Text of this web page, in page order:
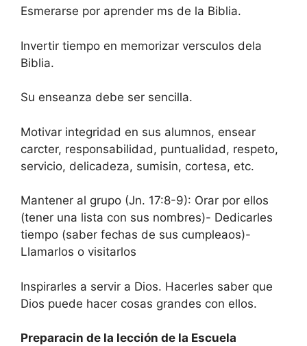
Esmerarse por aprender ms de la Biblia.
Invertir tiempo en memorizar versculos dela
Biblia.
Su enseanza debe ser sencilla.
Motivar integridad en sus alumnos, ensear
carcter, responsabilidad, puntualidad, respeto,
servicio, delicadeza, sumisin, cortesa, etc.
Mantener al grupo (Jn. 17:8-9): Orar por ellos
(tener una lista con sus nombres)- Dedicarles
tiempo (saber fechas de sus cumpleaos)-
Llamarlos o visitarlos
Inspirarles a servir a Dios. Hacerles saber que
Dios puede hacer cosas grandes con ellos.
Preparacin de la lección de la Escuela